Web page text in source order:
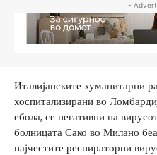
-
Италијанските хуманитарни
хоспитализирани во
ебола, се негативни на
болницата Сако во Милано
најчестите респираторни